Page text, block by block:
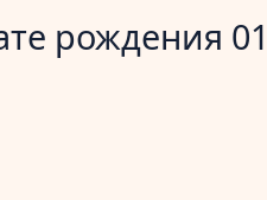
рождения